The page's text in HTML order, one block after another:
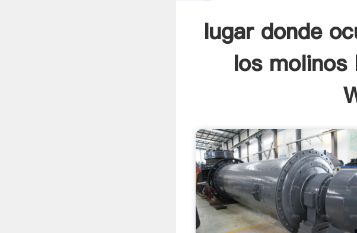
lugar donde
los molinos